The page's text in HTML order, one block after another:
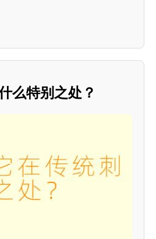
么特别之处？